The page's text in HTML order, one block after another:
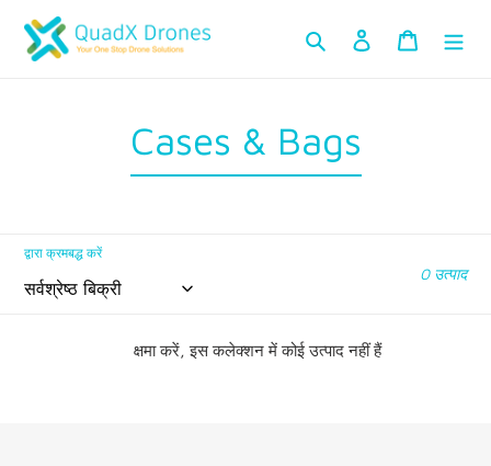
लॉग इन करें
कार्ट
क
ले
Cases & Bags
द्वारा क्रमबद्ध करें
0 उत्पाद
क्षमा करें, इस कलेक्शन में कोई उत्पाद नहीं हैं